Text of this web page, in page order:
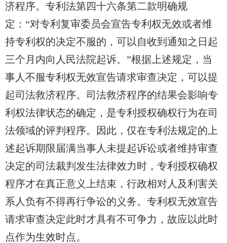
济程序。专利法第四十六条第二款明确规
定：“对专利复审委员会宣告专利权无效或者维
持专利权的决定不服的，可以自收到通知之日起
三个月内向人民法院起诉。”根据上述规定，当
事人不服专利权无效宣告请求审查决定，可以提
起司法救济程序。司法救济程序的结果会影响专
利权法律状态的确定，是专利授权确权行为在司
法领域的评判程序。因此，仅在专利法规定的上
述起诉期限届满当事人未提起诉讼或者维持审查
决定的司法裁判发生法律效力时，专利授权确权
程序才在真正意义上结束，行政相对人及利害关
系人负有不得再行争讼的义务。专利权无效宣告
请求审查决定此时才具有不可争力，故应以此时
点作为生效时点。